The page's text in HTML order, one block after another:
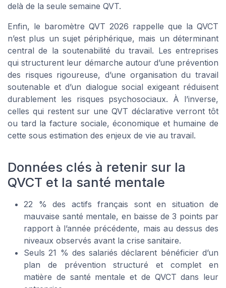
delà de la seule semaine QVT.
Enfin, le baromètre QVT 2026 rappelle que la QVCT
n’est plus un sujet périphérique, mais un déterminant
central de la soutenabilité du travail. Les entreprises
qui structurent leur démarche autour d’une prévention
des risques rigoureuse, d’une organisation du travail
soutenable et d’un dialogue social exigeant réduisent
durablement les risques psychosociaux. À l’inverse,
celles qui restent sur une QVT déclarative verront tôt
ou tard la facture sociale, économique et humaine de
cette sous estimation des enjeux de vie au travail.
Données clés à retenir sur la
QVCT et la santé mentale
22 % des actifs français sont en situation de
mauvaise santé mentale, en baisse de 3 points par
rapport à l’année précédente, mais au dessus des
niveaux observés avant la crise sanitaire.
Seuls 21 % des salariés déclarent bénéficier d’un
plan de prévention structuré et complet en
matière de santé mentale et de QVCT dans leur